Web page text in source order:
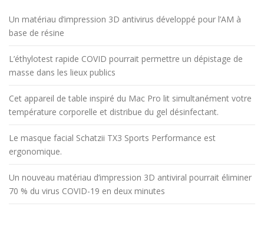
Un matériau d’impression 3D antivirus développé pour l’AM à
base de résine
L’éthylotest rapide COVID pourrait permettre un dépistage de
masse dans les lieux publics
Cet appareil de table inspiré du Mac Pro lit simultanément votre
température corporelle et distribue du gel désinfectant.
Le masque facial Schatzii TX3 Sports Performance est
ergonomique.
Un nouveau matériau d’impression 3D antiviral pourrait éliminer
70 % du virus COVID-19 en deux minutes